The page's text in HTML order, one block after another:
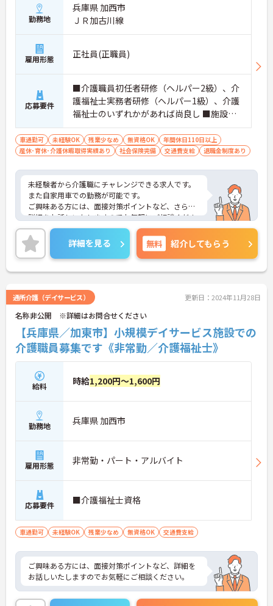
勤務地
兵庫県 加西市
ＪＲ加古川線
雇用形態 正社員(正職員)
応募要件
■介護職員初任者研修（ヘルパー2級）、介
護福祉士実務者研修（ヘルパー1級）、介護
福祉士のいずれかがあれば尚良し ■施設で
の介護経験があれば尚良し ※無資格・未経
験相談可
車通勤可 未経験OK 残業少なめ 無資格OK
年間休日110日以上
産休･育休･介護休暇取得実績あり
社会保険完備 交通費支給 退職金制度あり
未経験者から介護職にチャレンジできる求人です。
また自家用車での勤務が可能です。
ご興味ある方には、面接対策ポイントなど、さらに
詳細をお話しいたしますのでお気軽にご相談くださ
い！
詳細を見る 無料 紹介してもらう
通所介護（デイサービス） 更新日：2024年11月28日
名称非公開 ※詳細はお問合せください
【兵庫県／加東市】小規模デイサービス施設での
介護職員募集です《非常勤／介護福祉士》
給料 時給1,200円～1,600円
勤務地 兵庫県 加西市
雇用形態 非常勤・パート・アルバイト
応募要件 ■介護福祉士資格
車通勤可 未経験OK 残業少なめ 無資格OK 交通費支給
ご興味ある方には、面接対策ポイントなど、詳細を
お話しいたしますのでお気軽にご相談ください。